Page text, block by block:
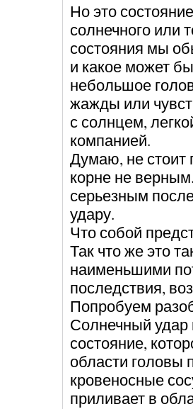
Но это
солнечного или
состояния мы
и какое может
небольшое
жажды или
с солнцем,
компанией.
Думаю, не стоит
корне не
серьезным
удару.
Что собой
Так что же это
наименьшими
последствия,
Попробуем
Солнечный удар
состояние,
области
кровеносные
приливает в